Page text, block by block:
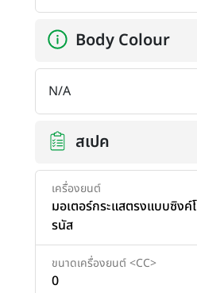
Body Colour
N/A
สเปค
เครื่องยนต์
มอเตอร์กระแสตรงแบบซิงค์
รนัส
ขนาดเครื่องยนต์ <CC>
0